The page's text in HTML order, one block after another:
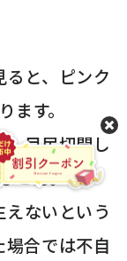
と、ピンク
ます。
目尻切開し
せん。
ないという
合では不自